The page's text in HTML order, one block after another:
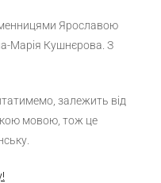
Ярославою
Марія Кушнєрова. З
залежить від
мовою, тож це